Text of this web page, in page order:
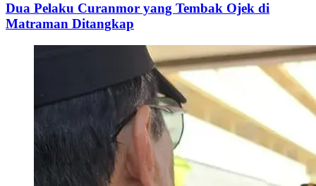
Dua Pelaku Curanmor yang Tembak Ojek di
Matraman Ditangkap